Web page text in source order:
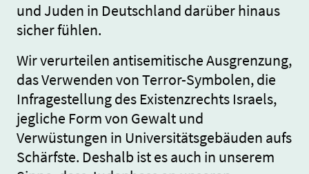
und Juden in Deutschland darüber hinaus
sicher fühlen.
Wir verurteilen antisemitische Ausgrenzung,
das Verwenden von Terror-Symbolen, die
Infragestellung des Existenzrechts Israels,
jegliche Form von Gewalt und
Verwüstungen in Universitätsgebäuden aufs
Schärfste. Deshalb ist es auch in unserem